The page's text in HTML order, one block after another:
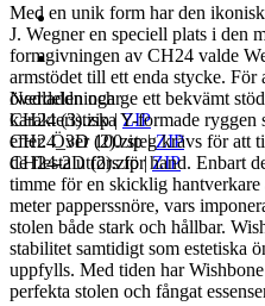
Nedladdningar
CH24 (3).zip|ZIP
CH24_3D (2).zip|ZIP
CH24-2D (2).zip|ZIP
Med en unik form har den
J. Wegner en speciell plats i den
formgivningen av CH24 valde
armstödet till ett enda stycke. För
överdelen och ge ett bekvämt
karakteristiska Y-formade
efter. Över 100 steg krävs för att
de flesta utförs för hand. Enbart
timme för en skicklig
meter papperssnöre, vars
stolen både stark och hållbar.
stabilitet samtidigt som estetiska
uppfylls. Med tiden har
perfekta stolen och fångat